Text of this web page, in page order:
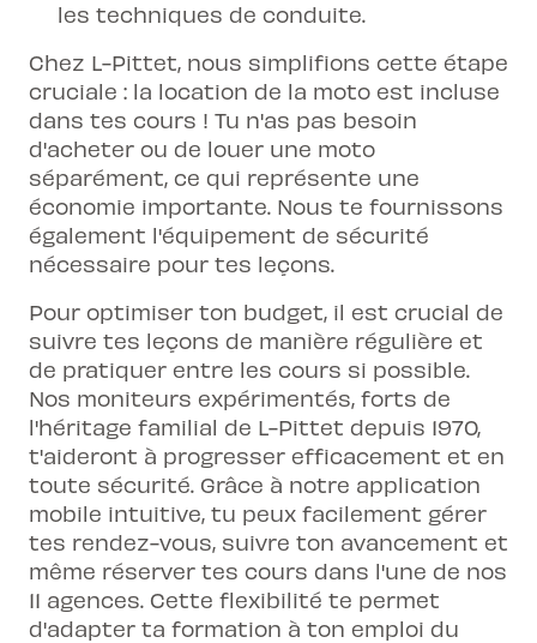
les techniques de conduite.
Chez L-Pittet, nous simplifions cette étape
cruciale : la location de la moto est incluse
dans tes cours ! Tu n'as pas besoin
d'acheter ou de louer une moto
séparément, ce qui représente une
économie importante. Nous te fournissons
également l'équipement de sécurité
nécessaire pour tes leçons.
Pour optimiser ton budget, il est crucial de
suivre tes leçons de manière régulière et
de pratiquer entre les cours si possible.
Nos moniteurs expérimentés, forts de
l'héritage familial de L-Pittet depuis 1970,
t'aideront à progresser efficacement et en
toute sécurité. Grâce à notre application
mobile intuitive, tu peux facilement gérer
tes rendez-vous, suivre ton avancement et
même réserver tes cours dans l'une de nos
11 agences. Cette flexibilité te permet
d'adapter ta formation à ton emploi du